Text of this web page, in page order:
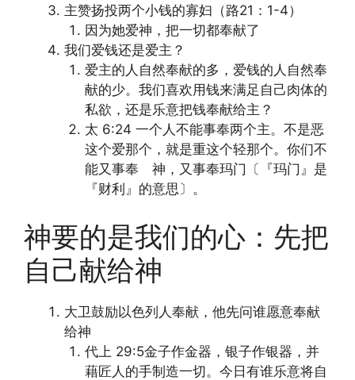
主赞扬投两个小钱的寡妇（路21：1-4）
因为她爱神，把一切都奉献了
我们爱钱还是爱主？
爱主的人自然奉献的多，爱钱的人自然奉
献的少。我们喜欢用钱来满足自己肉体的
私欲，还是乐意把钱奉献给主？
太 6:24 一个人不能事奉两个主。不是恶
这个爱那个，就是重这个轻那个。你们不
能又事奉 神，又事奉玛门〔『玛门』是
『财利』的意思〕。
神要的是我们的心：先把
自己献给神
大卫鼓励以色列人奉献，他先问谁愿意奉献
给神
代上 29:5金子作金器，银子作银器，并
藉匠人的手制造一切。今日有谁乐意将自